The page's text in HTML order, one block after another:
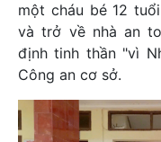
một cháu bé 12
và trở về nhà an
định tinh thần "vì
Công an cơ sở.